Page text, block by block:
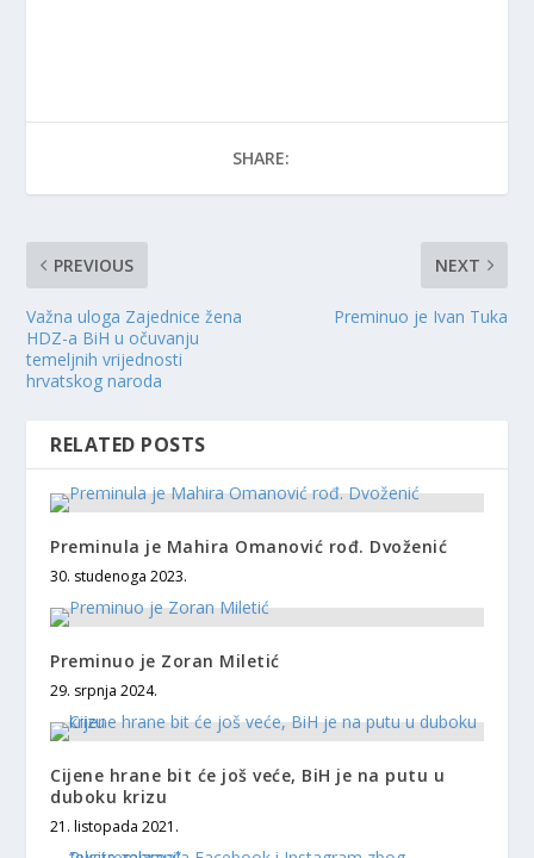
SHARE:
PREVIOUS
Važna uloga Zajednice žena
HDZ-a BiH u očuvanju
temeljnih vrijednosti
hrvatskog naroda
NEXT
Preminuo je Ivan Tuka
RELATED POSTS
Preminula je Mahira Omanović rođ. Dvoženić
30. studenoga 2023.
Preminuo je Zoran Miletić
29. srpnja 2024.
Cijene hrane bit će još veće, BiH je na putu u
duboku krizu
21. listopada 2021.